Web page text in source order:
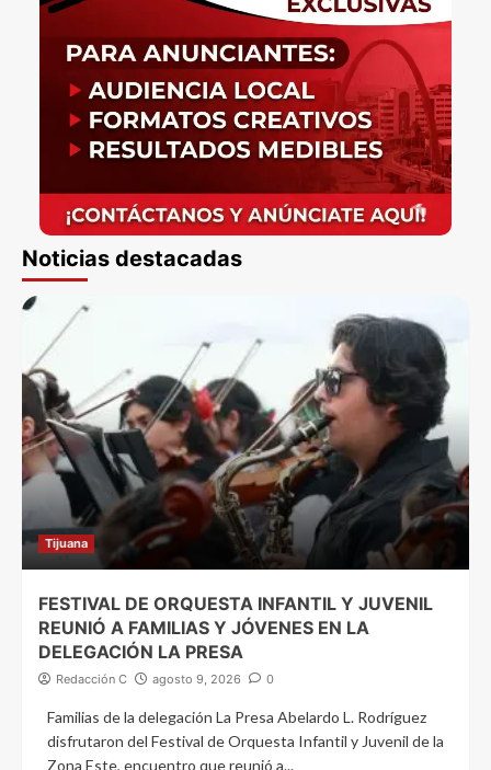
Noticias destacadas
Tijuana
FESTIVAL DE ORQUESTA INFANTIL Y JUVENIL
REUNIÓ A FAMILIAS Y JÓVENES EN LA
DELEGACIÓN LA PRESA
Redacción C agosto 9, 2026 0
Familias de la delegación La Presa Abelardo L. Rodríguez
disfrutaron del Festival de Orquesta Infantil y Juvenil de la
Zona Este, encuentro que reunió a...